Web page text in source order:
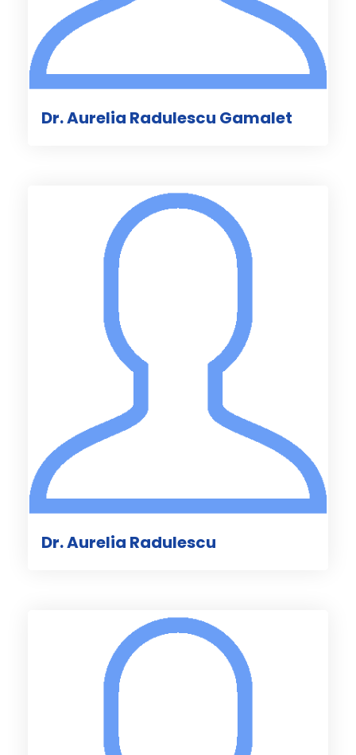
Dr. Aurelia Radulescu Gamalet
Dr. Aurelia Radulescu